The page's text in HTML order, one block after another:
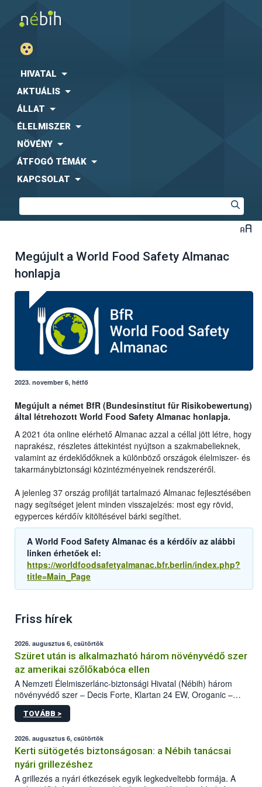
HIVATAL
AKTUÁLIS
ÁLLAT
ÉLELMISZER
NÖVÉNY
ÁTFOGÓ TÉMÁK
KAPCSOLAT
Megújult a World Food Safety Almanac
honlapja
2023. november 6, hétfő
Megújult a német BfR (Bundesinstitut für Risikobewertung)
által létrehozott World Food Safety Almanac honlapja.
A 2021 óta online elérhető Almanac azzal a céllal jött létre, hogy
naprakész, részletes áttekintést nyújtson a szakmabelieknek,
valamint az érdeklődőknek a különböző országok élelmiszer- és
takarmánybiztonsági közintézményeinek rendszeréről.
A jelenleg 37 ország profilját tartalmazó Almanac fejlesztésében
nagy segítséget jelent minden visszajelzés: most egy rövid,
egyperces kérdőív kitöltésével bárki segíthet.
A World Food Safety Almanac és a kérdőív az alábbi
linken érhetőek el:
https://worldfoodsafetyalmanac.bfr.berlin/index.php?
title=Main_Page
Friss hírek
2026. augusztus 6, csütörtök
Szüret után is alkalmazható három növényvédő szer
az amerikai szőlőkabóca ellen
A Nemzeti Élelmiszerlánc-biztonsági Hivatal (Nébih) három
növényvédő szer – Decis Forte, Klartan 24 EW, Oroganic –
engedélyokiratát módosította, így azok a szüretet követően,
egészen a vesszőérettség (BBCH 91) stádiumáig
érésű szőlőkben is legyen lehetőség a károsító elleni további
védekezésre. Az Oroganic készítmény kis kiszerelésben kiskerti
felhasználók számára is elérhető és ökológiai termesztésben is
engedélyezett.
TOVÁBB >
2026. augusztus 6, csütörtök
Kerti sütögetés biztonságosan: a Nébih tanácsai
nyári grillezéshez
A grillezés a nyári étkezések egyik legkedveltebb formája. A